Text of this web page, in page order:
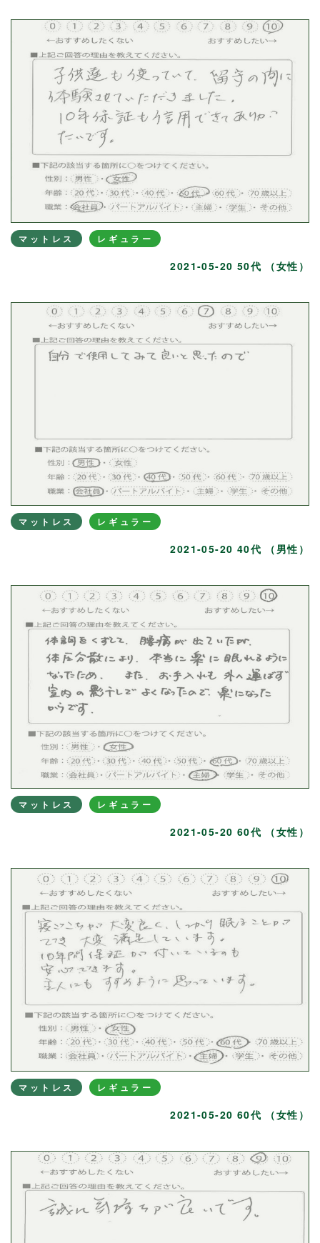
マットレス レギュラー
2021-05-20 50代 （女性）
マットレス レギュラー
2021-05-20 40代 （男性）
マットレス レギュラー
2021-05-20 60代 （女性）
マットレス レギュラー
2021-05-20 60代 （女性）